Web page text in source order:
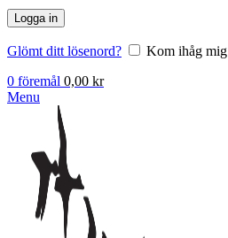
Logga in
Glömt ditt lösenord?
Kom ihåg mig
0 föremål 0,00 kr
Menu